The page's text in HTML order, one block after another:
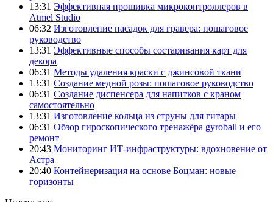
13:31 Эффективная прошивка микроконтроллеров в
Atmel Studio
06:32 Изготовление насадок для гравера: пошаговое
руководство
13:31 Эффективные способы состаривания карт для
декора
06:31 Методы удаления краски с джинсовой ткани
13:31 Создание медной розы: пошаговое руководство
06:31 Создание диспенсера для напитков с краном
самостоятельно
13:31 Изготовление кольца из струны для гитары
06:31 Обзор гироскопического тренажёра gyroball и его
ремонт
20:43 Мониторинг ИТ-инфраструктуры: вдохновение от
Астра
20:40 Контейнеризация на основе Боцман: новые
горизонты